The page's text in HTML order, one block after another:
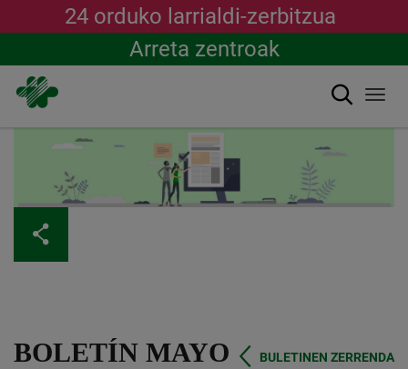
24 orduko larrialdi-zerbitzua
Arreta zentroak
Bilatu
BULETINEN ZERRENDA
BOLETÍN MAYO